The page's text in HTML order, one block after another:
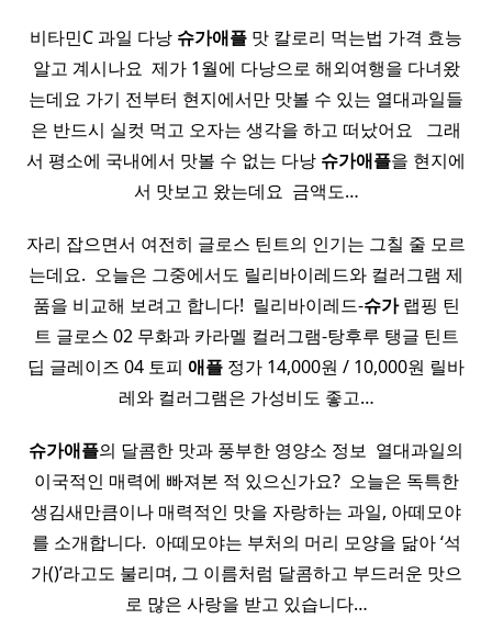
비타민C 과일 다낭 슈가애플 맛 칼로리 먹는법 가격 효능
알고 계시나요 ​ 제가 1월에 다낭으로 해외여행을 다녀왔
는데요 가기 전부터 현지에서만 맛볼 수 있는 열대과일들
은 반드시 실컷 먹고 오자는 생각을 하고 떠났어요 ​ ​ 그래
서 평소에 국내에서 맛볼 수 없는 다낭 슈가애플을 현지에
서 맛보고 왔는데요 ​ 금액도…
자리 잡으면서 여전히 글로스 틴트의 인기는 그칠 줄 모르
는데요. ​ 오늘은 그중에서도 릴리바이레드와 컬러그램 제
품을 비교해 보려고 합니다! ​ 릴리바이레드-슈가랩핑 틴
트 글로스 02 무화과 카라멜 컬러그램-탕후루 탱글 틴트
딥 글레이즈 04 토피 애플 정가 14,000원 / 10,000원 릴바
레와 컬러그램은 가성비도 좋고…
슈가애플의 달콤한 맛과 풍부한 영양소 정보 ​ 열대과일의
이국적인 매력에 빠져본 적 있으신가요? ​ 오늘은 독특한
생김새만큼이나 매력적인 맛을 자랑하는 과일, 아떼모야
를 소개합니다. ​ 아떼모야는 부처의 머리 모양을 닮아 ‘석
가()’라고도 불리며, 그 이름처럼 달콤하고 부드러운 맛으
로 많은 사랑을 받고 있습니다…